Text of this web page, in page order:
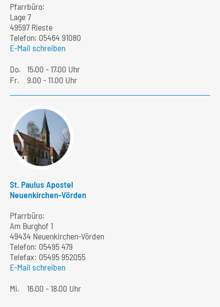
Pfarrbüro:
Lage 7
49597 Rieste
Telefon: 05464 91080
E-Mail schreiben
Do.
15.00 - 17.00 Uhr
Fr.
9.00 - 11.00 Uhr
St. Paulus Apostel
Neuenkirchen-Vörden
Pfarrbüro:
Am Burghof 1
49434 Neuenkirchen-Vörden
Telefon: 05495 479
Telefax: 05495 952055
E-Mail schreiben
Mi.
16.00 - 18.00 Uhr